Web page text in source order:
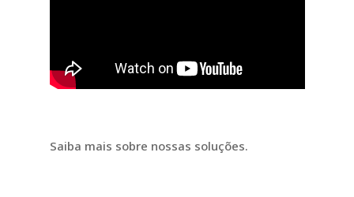
Saiba mais sobre nossas soluções.